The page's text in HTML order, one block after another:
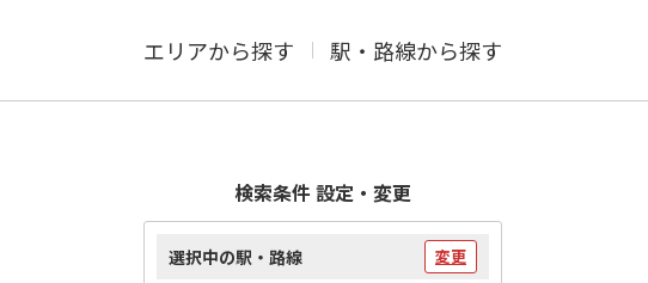
エリアから探す 駅・路線から探す
検索条件 設定・変更
選択中の駅・路線 変更